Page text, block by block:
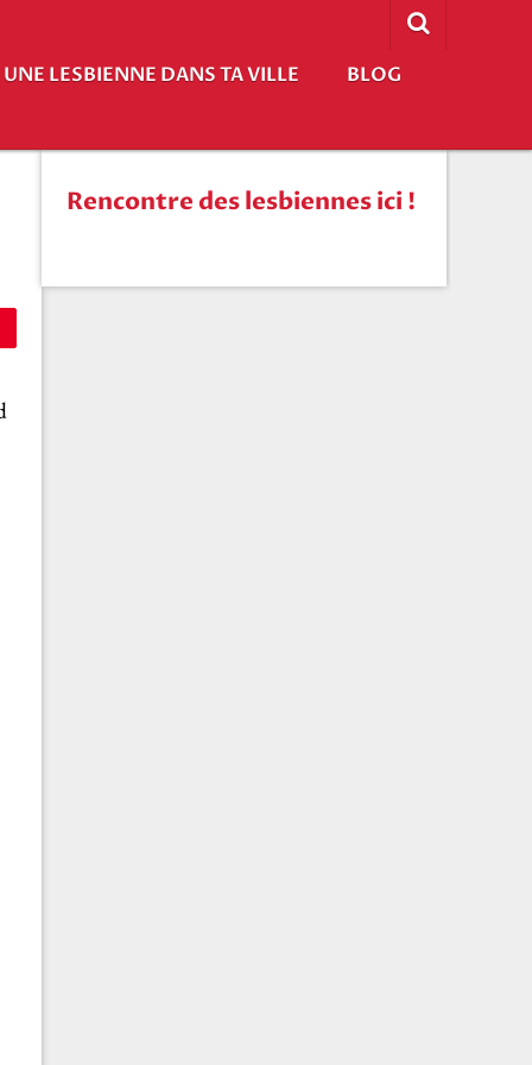
LESBIENNE DANS TA VILLE BLOG
Rencontre des lesbiennes ici !